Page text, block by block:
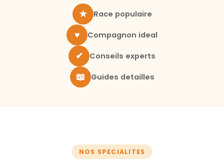
★ Race populaire
♥ Compagnon ideal
✔ Conseils experts
📖 Guides detailles
NOS SPECIALITES